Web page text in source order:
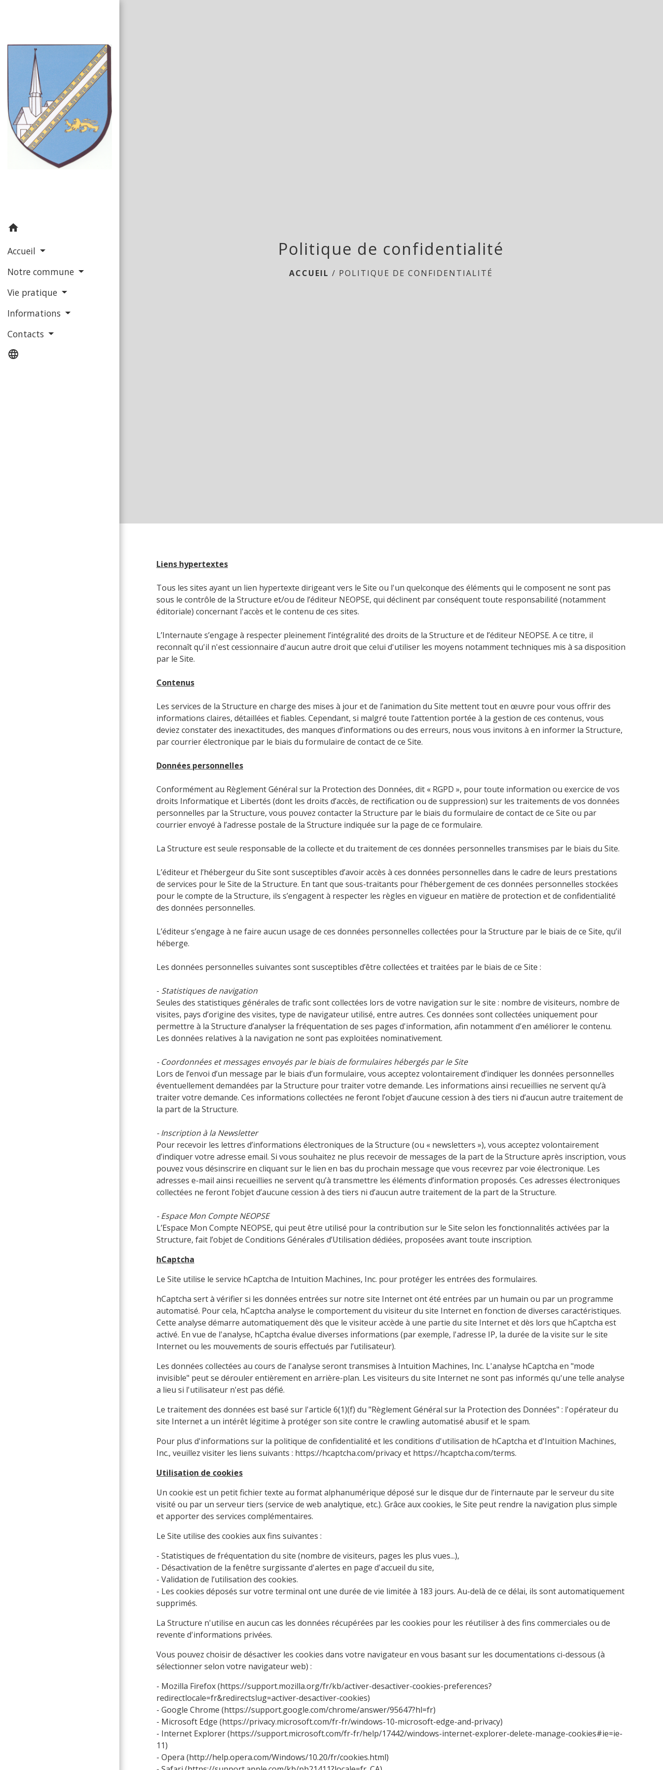
home
Accueil
Notre commune
Vie pratique
Informations
Contacts
language
Politique de confidentialité
ACCUEIL / POLITIQUE DE CONFIDENTIALITÉ
Liens hypertextes
Tous les sites ayant un lien hypertexte dirigeant vers le Site ou l'un quelconque des éléments qui le composent ne sont pas
sous le contrôle de la Structure et/ou de l’éditeur NEOPSE, qui déclinent par conséquent toute responsabilité (notamment
éditoriale) concernant l'accès et le contenu de ces sites.
L’Internaute s’engage à respecter pleinement l’intégralité des droits de la Structure et de l’éditeur NEOPSE. A ce titre, il
reconnaît qu'il n'est cessionnaire d'aucun autre droit que celui d'utiliser les moyens notamment techniques mis à sa disposition
par le Site.
Contenus
Les services de la Structure en charge des mises à jour et de l’animation du Site mettent tout en œuvre pour vous offrir des
informations claires, détaillées et fiables. Cependant, si malgré toute l’attention portée à la gestion de ces contenus, vous
deviez constater des inexactitudes, des manques d’informations ou des erreurs, nous vous invitons à en informer la Structure,
par courrier électronique par le biais du formulaire de contact de ce Site.
Données personnelles
Conformément au Règlement Général sur la Protection des Données, dit « RGPD », pour toute information ou exercice de vos
droits Informatique et Libertés (dont les droits d’accès, de rectification ou de suppression) sur les traitements de vos données
personnelles par la Structure, vous pouvez contacter la Structure par le biais du formulaire de contact de ce Site ou par
courrier envoyé à l’adresse postale de la Structure indiquée sur la page de ce formulaire.
La Structure est seule responsable de la collecte et du traitement de ces données personnelles transmises par le biais du Site.
L’éditeur et l’hébergeur du Site sont susceptibles d’avoir accès à ces données personnelles dans le cadre de leurs prestations
de services pour le Site de la Structure. En tant que sous-traitants pour l’hébergement de ces données personnelles stockées
pour le compte de la Structure, ils s’engagent à respecter les règles en vigueur en matière de protection et de confidentialité
des données personnelles.
L’éditeur s’engage à ne faire aucun usage de ces données personnelles collectées pour la Structure par le biais de ce Site, qu’il
héberge.
Les données personnelles suivantes sont susceptibles d’être collectées et traitées par le biais de ce Site :
- Statistiques de navigation
Seules des statistiques générales de trafic sont collectées lors de votre navigation sur le site : nombre de visiteurs, nombre de
visites, pays d’origine des visites, type de navigateur utilisé, entre autres. Ces données sont collectées uniquement pour
permettre à la Structure d’analyser la fréquentation de ses pages d'information, afin notamment d'en améliorer le contenu.
Les données relatives à la navigation ne sont pas exploitées nominativement.
- Coordonnées et messages envoyés par le biais de formulaires hébergés par le Site
Lors de l’envoi d’un message par le biais d’un formulaire, vous acceptez volontairement d’indiquer les données personnelles
éventuellement demandées par la Structure pour traiter votre demande. Les informations ainsi recueillies ne servent qu’à
traiter votre demande. Ces informations collectées ne feront l’objet d’aucune cession à des tiers ni d’aucun autre traitement de
la part de la Structure.
- Inscription à la Newsletter
Pour recevoir les lettres d’informations électroniques de la Structure (ou « newsletters »), vous acceptez volontairement
d’indiquer votre adresse email. Si vous souhaitez ne plus recevoir de messages de la part de la Structure après inscription, vous
pouvez vous désinscrire en cliquant sur le lien en bas du prochain message que vous recevrez par voie électronique. Les
adresses e-mail ainsi recueillies ne servent qu’à transmettre les éléments d’information proposés. Ces adresses électroniques
collectées ne feront l’objet d’aucune cession à des tiers ni d’aucun autre traitement de la part de la Structure.
- Espace Mon Compte NEOPSE
L’Espace Mon Compte NEOPSE, qui peut être utilisé pour la contribution sur le Site selon les fonctionnalités activées par la
Structure, fait l’objet de Conditions Générales d’Utilisation dédiées, proposées avant toute inscription.
hCaptcha
Le Site utilise le service hCaptcha de Intuition Machines, Inc. pour protéger les entrées des formulaires.
hCaptcha sert à vérifier si les données entrées sur notre site Internet ont été entrées par un humain ou par un programme
automatisé. Pour cela, hCaptcha analyse le comportement du visiteur du site Internet en fonction de diverses caractéristiques.
Cette analyse démarre automatiquement dès que le visiteur accède à une partie du site Internet et dès lors que hCaptcha est
activé. En vue de l'analyse, hCaptcha évalue diverses informations (par exemple, l'adresse IP, la durée de la visite sur le site
Internet ou les mouvements de souris effectués par l’utilisateur).
Les données collectées au cours de l'analyse seront transmises à Intuition Machines, Inc. L'analyse hCaptcha en "mode
invisible" peut se dérouler entièrement en arrière-plan. Les visiteurs du site Internet ne sont pas informés qu'une telle analyse
a lieu si l'utilisateur n'est pas défié.
Le traitement des données est basé sur l'article 6(1)(f) du "Règlement Général sur la Protection des Données" : l'opérateur du
site Internet a un intérêt légitime à protéger son site contre le crawling automatisé abusif et le spam.
Pour plus d'informations sur la politique de confidentialité et les conditions d'utilisation de hCaptcha et d'Intuition Machines,
Inc., veuillez visiter les liens suivants : https://hcaptcha.com/privacyet https://hcaptcha.com/terms.
Utilisation de cookies
Un cookie est un petit fichier texte au format alphanumérique déposé sur le disque dur de l’internaute par le serveur du site
visité ou par un serveur tiers (service de web analytique, etc.). Grâce aux cookies, le Site peut rendre la navigation plus simple
et apporter des services complémentaires.
Le Site utilise des cookies aux fins suivantes :
- Statistiques de fréquentation du site (nombre de visiteurs, pages les plus vues...),
- Désactivation de la fenêtre surgissante d'alertes en page d'accueil du site,
- Validation de l’utilisation des cookies.
- Les cookies déposés sur votre terminal ont une durée de vie limitée à 183 jours. Au-delà de ce délai, ils sont automatiquement
supprimés.
La Structure n'utilise en aucun cas les données récupérées par les cookies pour les réutiliser à des fins commerciales ou de
revente d'informations privées.
Vous pouvez choisir de désactiver les cookies dans votre navigateur en vous basant sur les documentations ci-dessous (à
sélectionner selon votre navigateur web) :
- Mozilla Firefox (https://support.mozilla.org/fr/kb/activer-desactiver-cookies-preferences?
redirectlocale=fr&redirectslug=activer-desactiver-cookies)
- Google Chrome (https://support.google.com/chrome/answer/95647?hl=fr)
- Microsoft Edge (https://privacy.microsoft.com/fr-fr/windows-10-microsoft-edge-and-privacy)
- Internet Explorer (https://support.microsoft.com/fr-fr/help/17442/windows-internet-explorer-delete-manage-cookies#ie=ie-
11)
- Opera (http://help.opera.com/Windows/10.20/fr/cookies.html)